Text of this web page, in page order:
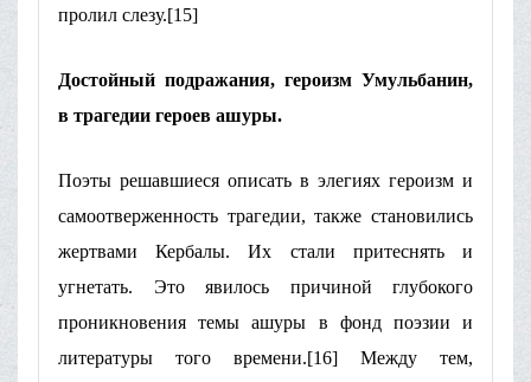
пролил слезу.[15]
Достойный подражания, героизм Умульбанин,
в трагедии героев ашуры.
Поэты решавшиеся описать в элегиях героизм и
самоотверженность трагедии, также становились
жертвами Кербалы. Их стали притеснять и
угнетать. Это явилось причиной глубокого
проникновения темы ашуры в фонд поэзии и
литературы того времени.[16] Между тем,